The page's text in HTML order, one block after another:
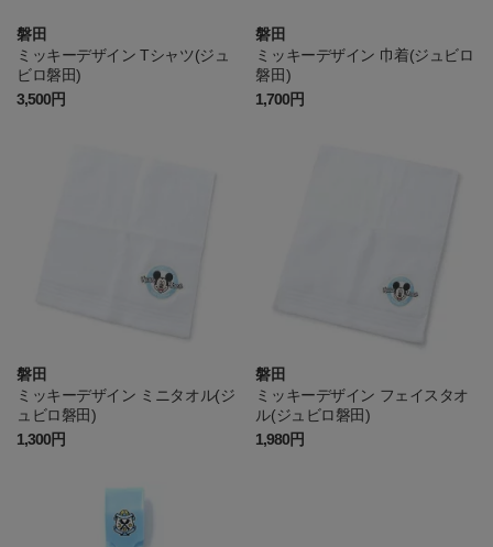
磐田
ミッキーデザイン Tシャツ(ジュ
ビロ磐田)
3,500円
磐田
ミッキーデザイン 巾着(ジュビロ
磐田)
1,700円
磐田
ミッキーデザイン ミニタオル(ジ
ュビロ磐田)
1,300円
磐田
ミッキーデザイン フェイスタオ
ル(ジュビロ磐田)
1,980円